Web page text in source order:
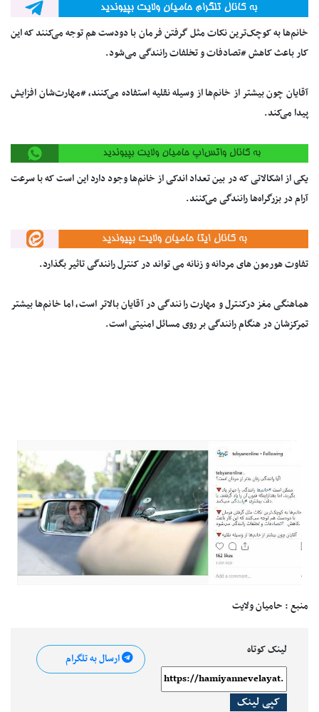
خانم‌ها به کوچک‌ترین نکات مثل گرفتن فرمان با دودست هم توجه می‌کنند که این
کار باعث کاهش #تصادفات و تخلفات رانندگی می‌شود.
آقایان چون بیشتر از خانم‌ها از وسیله نقلیه استفاده می‌کنند، #مهارت‌شان افزایش
پیدا می‌کند.
یکی از اشکالاتی که در بین تعداد اندکی از خانم‌ها وجود دارد این است که با سرعت
آرام در بزرگراه‌ها رانندگی می‌کنند.
تفاوت هورمون های مردانه و زنانه می تواند در کنترل رانندگی تاثیر بگذارد.
هماهنگی مغز درکنترل و مهارت رانندگی در آقایان بالاتر است، اما خانم‌ها بیشتر
تمرکزشان در هنگام رانندگی بر روی مسائل امنیتی است.
منبع : حامیان ولایت
لینک کوتاه
کپی لینک
ارسال به تلگرام